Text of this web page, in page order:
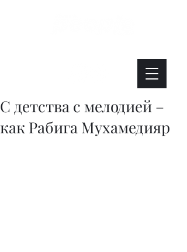
С детства с мелодией –
как Рабига Мухамедияр